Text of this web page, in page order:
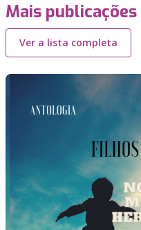
Mais
Ver a lista completa